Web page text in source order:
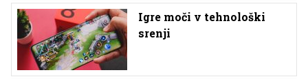
Igre moči v tehnološki
srenji